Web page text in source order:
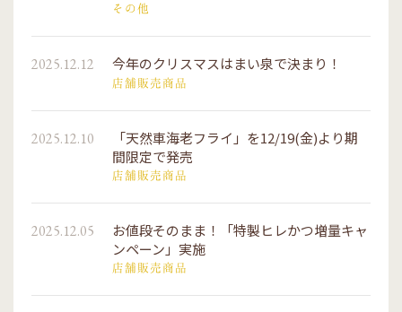
その他
2025.12.12 今年のクリスマスはまい泉で決まり！
店舗販売商品
2025.12.10
「天然車海老フライ」を12/19(金)より期
間限定で発売
店舗販売商品
2025.12.05
お値段そのまま！「特製ヒレかつ増量キャ
ンペーン」実施
店舗販売商品